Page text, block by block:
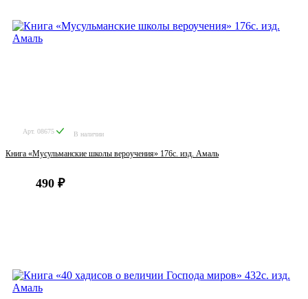
Арт. 08675 В наличии
Книга «Мусульманские школы вероучения» 176с. изд. Амаль
490 ₽